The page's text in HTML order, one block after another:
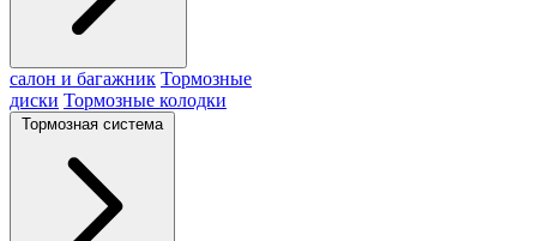
салон и багажник Тормозные
диски Тормозные колодки
Тормозная система